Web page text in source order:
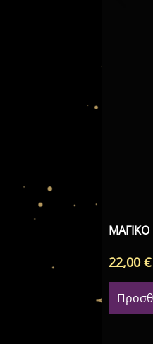
22,00€